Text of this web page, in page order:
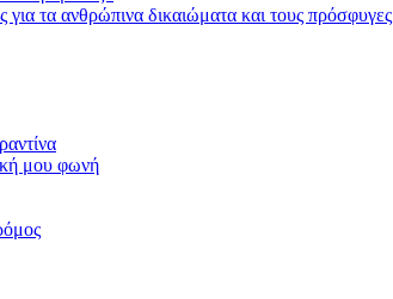
για τα ανθρώπινα δικαιώματα και τους πρόσφυγες
μου φωνή